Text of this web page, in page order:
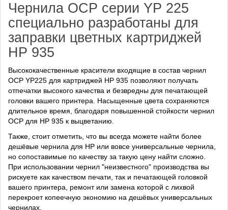
Чернила OCP серии YP 225
специально разработаны для
заправки цветных картриджей
HP 935
Высококачественные красители входящие в состав чернил
OCP YP225 для картриджей HP 935 позволяют получать
отпечатки высокого качества и безвредны для печатающей
головки вашего принтера. Насыщенные цвета сохраняются
длительное время, благодаря повышенной стойкости чернил
OCP для HP 935 к выцветанию.
Также, стоит отметить, что вы всегда можете найти более
дешёвые чернила для HP или вовсе универсальные чернила,
но сопоставимые по качеству за такую цену найти сложно.
При использовании чернил "неизвестного" производства вы
рискуете как качеством печати, так и печатающей головкой
вашего принтера, ремонт или замена которой с лихвой
перекроет копеечную экономию на дешёвых универсальных
чернилах.